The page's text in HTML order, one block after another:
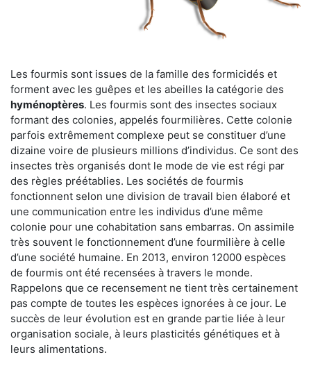
Les fourmis sont issues de la famille des formicidés et
forment avec les guêpes et les abeilles la catégorie des
hyménoptères. Les fourmis sont des insectes sociaux
formant des colonies, appelés fourmilières. Cette colonie
parfois extrêmement complexe peut se constituer d’une
dizaine voire de plusieurs millions d’individus. Ce sont des
insectes très organisés dont le mode de vie est régi par
des règles préétablies. Les sociétés de fourmis
fonctionnent selon une division de travail bien élaboré et
une communication entre les individus d’une même
colonie pour une cohabitation sans embarras. On assimile
très souvent le fonctionnement d’une fourmilière à celle
d’une société humaine. En 2013, environ 12000 espèces
de fourmis ont été recensées à travers le monde.
Rappelons que ce recensement ne tient très certainement
pas compte de toutes les espèces ignorées à ce jour. Le
succès de leur évolution est en grande partie liée à leur
organisation sociale, à leurs plasticités génétiques et à
leurs alimentations.